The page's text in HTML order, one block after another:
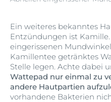
Ein weiteres bekanntes
Entzündungen ist
eingerissenen
Kamillentee getränktes
Stelle legen. Achte dabei
Wattepad nur einmal zu
andere Hautpartien
vorhandene Bakterien